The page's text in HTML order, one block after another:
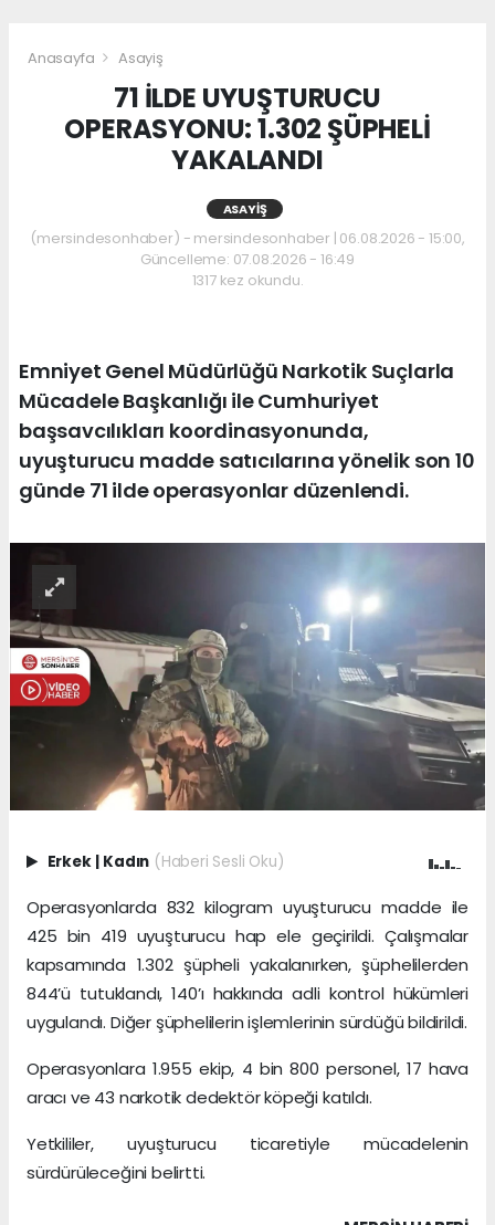
Anasayfa Asayiş
71 İLDE UYUŞTURUCU
OPERASYONU: 1.302 ŞÜPHELİ
YAKALANDI
ASAYIŞ
(mersindesonhaber) - mersindesonhaber | 06.08.2026 - 15:00,
Güncelleme: 07.08.2026 - 16:49
1317 kez okundu.
Emniyet Genel Müdürlüğü Narkotik Suçlarla
Mücadele Başkanlığı ile Cumhuriyet
başsavcılıkları koordinasyonunda,
uyuşturucu madde satıcılarına yönelik son 10
günde 71 ilde operasyonlar düzenlendi.
Erkek | Kadın (Haberi Sesli Oku)
Operasyonlarda 832 kilogram uyuşturucu madde ile
425 bin 419 uyuşturucu hap ele geçirildi. Çalışmalar
kapsamında 1.302 şüpheli yakalanırken, şüphelilerden
844’ü tutuklandı, 140’ı hakkında adli kontrol hükümleri
uygulandı. Diğer şüphelilerin işlemlerinin sürdüğü bildirildi.
Operasyonlara 1.955 ekip, 4 bin 800 personel, 17 hava
aracı ve 43 narkotik dedektör köpeği katıldı.
Yetkililer, uyuşturucu ticaretiyle mücadelenin
sürdürüleceğini belirtti.